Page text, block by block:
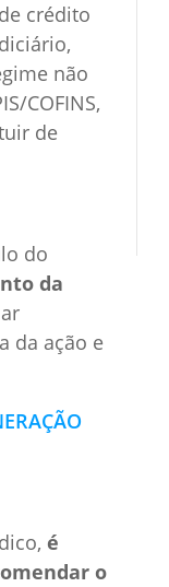
crédito
não
COFINS,
de
do
da
da ação e
é
o